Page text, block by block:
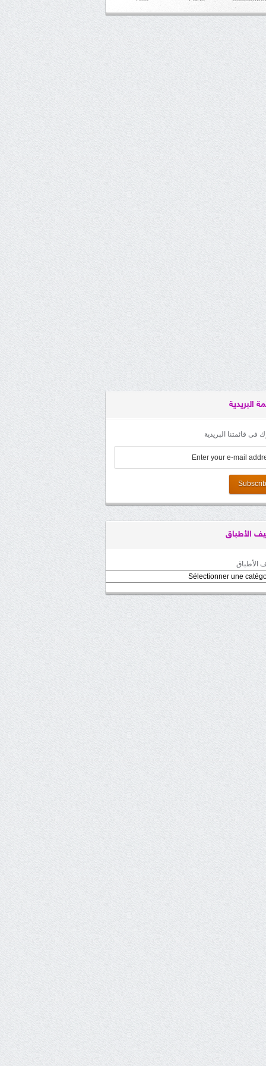
البريدية
فى قائمتنا البريدية
الأطباق
الأطباق